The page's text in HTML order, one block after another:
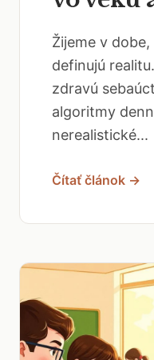
Žijeme v
definujú
zdravú
algoritmy
nerealistické...
Čítať článok →